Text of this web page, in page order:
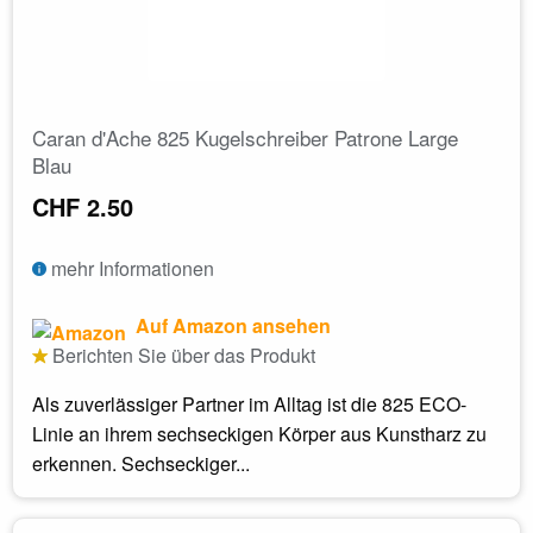
Caran d'Ache 825 Kugelschreiber Patrone Large
Blau
CHF 2.50
mehr Informationen
Auf Amazon ansehen
Berichten Sie über das Produkt
Als zuverlässiger Partner im Alltag ist die 825 ECO-
Linie an ihrem sechseckigen Körper aus Kunstharz zu
erkennen. Sechseckiger...